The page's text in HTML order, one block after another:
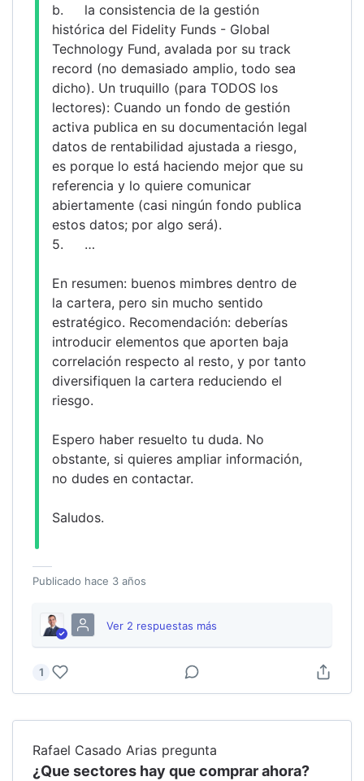
b.	la consistencia de la gestión
histórica del Fidelity Funds - Global
Technology Fund, avalada por su track
record (no demasiado amplio, todo sea
dicho). Un truquillo (para TODOS los
lectores): Cuando un fondo de gestión
activa publica en su documentación legal
datos de rentabilidad ajustada a riesgo,
es porque lo está haciendo mejor que su
referencia y lo quiere comunicar
abiertamente (casi ningún fondo publica
estos datos; por algo será).
5.	…
En resumen: buenos mimbres dentro de
la cartera, pero sin mucho sentido
estratégico. Recomendación: deberías
introducir elementos que aporten baja
correlación respecto al resto, y por tanto
diversifiquen la cartera reduciendo el
riesgo.
Espero haber resuelto tu duda. No
obstante, si quieres ampliar información,
no dudes en contactar.
Saludos.
Publicado hace 3 años
Ver 2 respuestas más
1
Rafael Casado Arias pregunta
¿Que sectores hay que comprar ahora?